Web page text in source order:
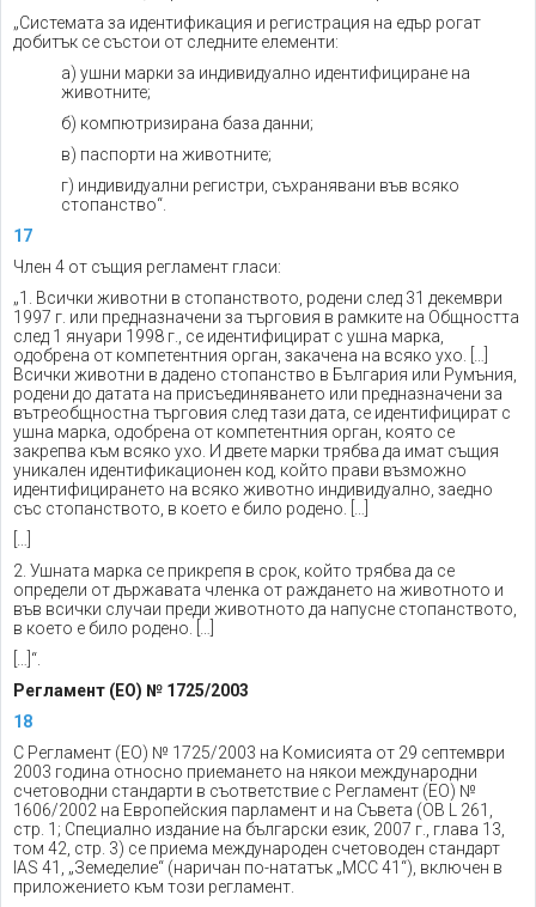
„Системата за идентификация и регистрация на едър рогат
добитък се състои от следните елементи:
a) ушни марки за индивидуално идентифициране на
животните;
б) компютризирана база данни;
в) паспорти на животните;
г) индивидуални регистри, съхранявани във всяко
стопанство“.
17
Член 4 от същия регламент гласи:
„1. Всички животни в стопанството, родени след 31 декември
1997 г. или предназначени за търговия в рамките на Общността
след 1 януари 1998 г., се идентифицират с ушна марка,
одобрена от компетентния орган, закачена на всяко ухо. […]
Всички животни в дадено стопанство в България или Румъния,
родени до датата на присъединяването или предназначени за
вътреобщностна търговия след тази дата, се идентифицират с
ушна марка, одобрена от компетентния орган, която се
закрепва към всяко ухо. И двете марки трябва да имат същия
уникален идентификационен код, който прави възможно
идентифицирането на всяко животно индивидуално, заедно
със стопанството, в което е било родено. […]
2. Ушната марка се прикрепя в срок, който трябва да се
определи от държавата членка от раждането на животното и
във всички случаи преди животното да напусне стопанството,
в което е било родено. […]
[…]“.
Регламент (ЕО) № 1725/2003
18
С Регламент (ЕО) № 1725/2003 на Комисията от 29 септември
2003 година относно приемането на някои международни
счетоводни стандарти в съответствие с Регламент (ЕО) №
1606/2002 на Европейския парламент и на Съвета (ОВ L 261,
стр. 1; Специално издание на български език, 2007 г., глава 13,
том 42, стр. 3) се приема международен счетоводен стандарт
IAS 41, „Земеделие“ (наричан по-нататък „МСС 41“), включен в
приложението към този регламент.